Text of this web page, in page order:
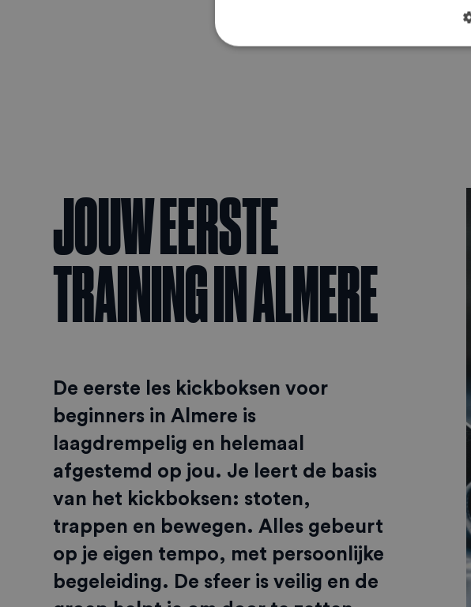
JOUW EERSTE
TRAINING IN ALMERE
De eerste les kickboksen voor
beginners in Almere is
laagdrempelig en helemaal
afgestemd op jou. Je leert de basis
van het kickboksen: stoten,
trappen en bewegen. Alles gebeurt
op je eigen tempo, met persoonlijke
begeleiding. De sfeer is veilig en de